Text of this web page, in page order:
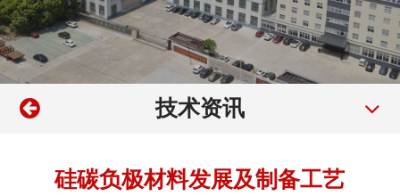
技术资讯
硅碳负极材料发展及制备工艺